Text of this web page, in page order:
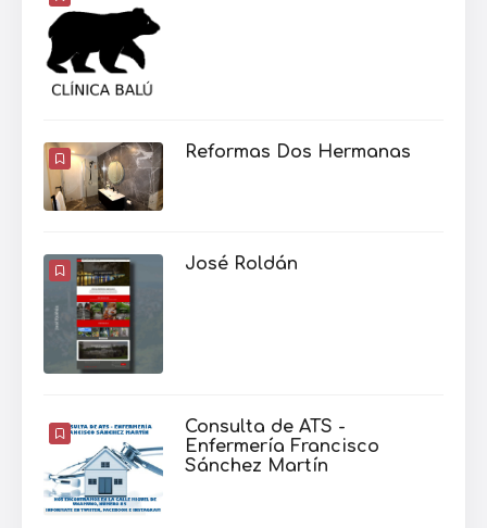
Reformas Dos Hermanas
José Roldán
Consulta de ATS -
Enfermería Francisco
Sánchez Martín